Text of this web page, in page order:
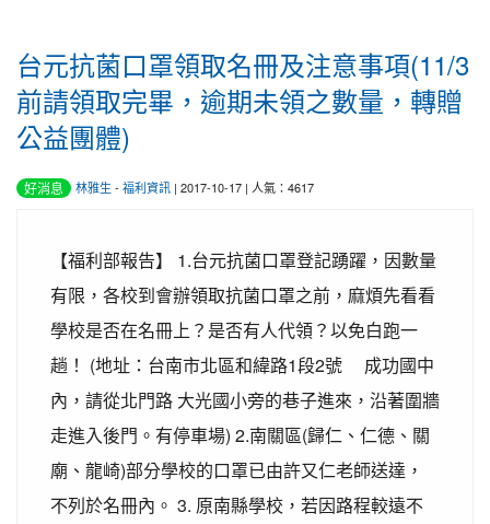
台元抗菌口罩領取名冊及注意事項(11/3
前請領取完畢，逾期未領之數量，轉贈
公益團體)
好消息 林雅生 - 福利資訊 | 2017-10-17 | 人氣：4617
【福利部報告】 1.台元抗菌口罩登記踴躍，因數量
有限，各校到會辦領取抗菌口罩之前，麻煩先看看
學校是否在名冊上？是否有人代領？以免白跑一
趟！ (地址：台南市北區和緯路1段2號 成功國中
內，請從北門路 大光國小旁的巷子進來，沿著圍牆
走進入後門。有停車場) 2.南關區(歸仁、仁德、關
廟、龍崎)部分學校的口罩已由許又仁老師送達，
不列於名冊內。 3. 原南縣學校，若因路程較遠不